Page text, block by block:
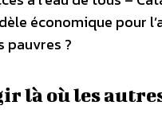
économique pour
pauvres ?
là où les